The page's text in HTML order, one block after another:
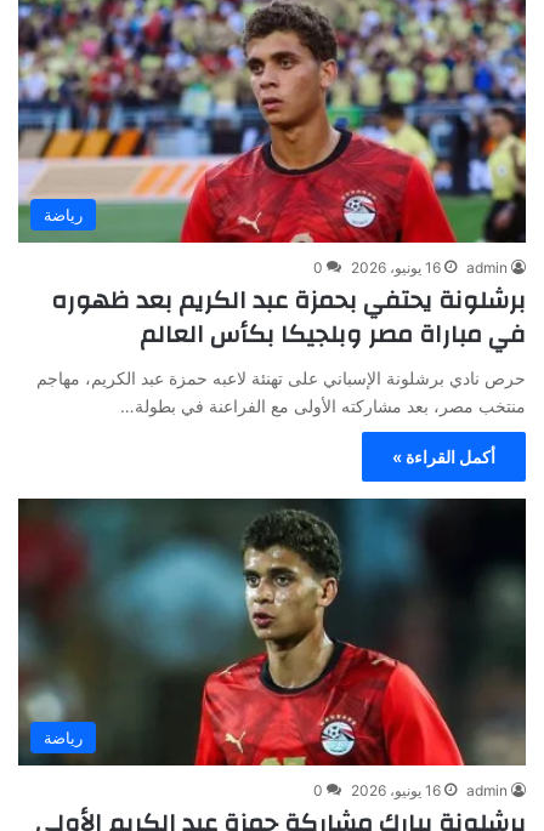
رياضة
admin 16 يونيو، 2026 0
برشلونة يحتفي بحمزة عبد الكريم بعد ظهوره
في مباراة مصر وبلجيكا بكأس العالم
حرص نادي برشلونة الإسباني على تهنئة لاعبه حمزة عبد الكريم، مهاجم
منتخب مصر، بعد مشاركته الأولى مع الفراعنة في بطولة…
أكمل القراءة »
رياضة
admin 16 يونيو، 2026 0